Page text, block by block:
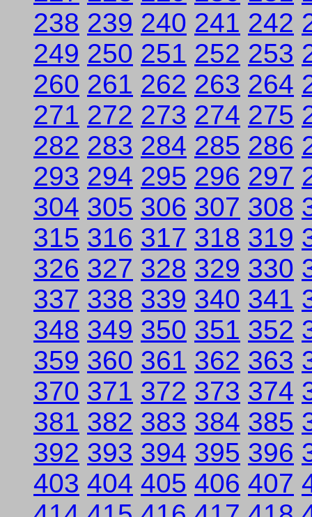
238 239 240 241 242
249 250 251 252 253
260 261 262 263 264
271 272 273 274 275
282 283 284 285 286
293 294 295 296 297
304 305 306 307 308
315 316 317 318 319
326 327 328 329 330
337 338 339 340 341
348 349 350 351 352
359 360 361 362 363
370 371 372 373 374
381 382 383 384 385
392 393 394 395 396
403 404 405 406 407